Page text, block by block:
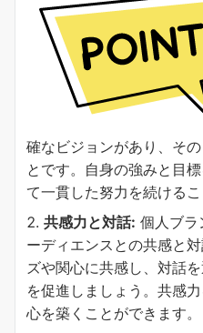
確なビジョンがあり、そ
とです。自身の強みと目
て一貫した努力を続けるこ
共感力と対話: 個人ブラ
ーディエンスとの共感と
ズや関心に共感し、対話
を促進しましょう。共感
心を築くことができます。